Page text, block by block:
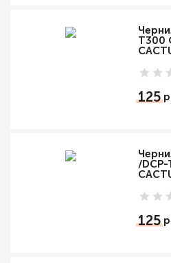
T300
125
/
125